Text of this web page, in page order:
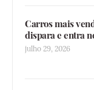
Carros mais
dispara e entra
julho 29, 2026